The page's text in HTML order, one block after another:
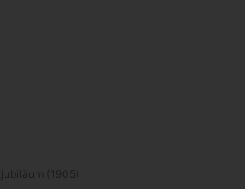
(1905)